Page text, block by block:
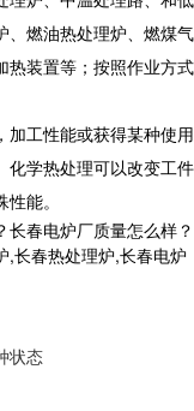
、燃油热处理炉、燃煤气
热装置等；按照作业方式
加工性能或获得某种使用
化学热处理可以改变工件
能。
春电炉厂质量怎么样？
,长春热处理炉,长春电炉
状态